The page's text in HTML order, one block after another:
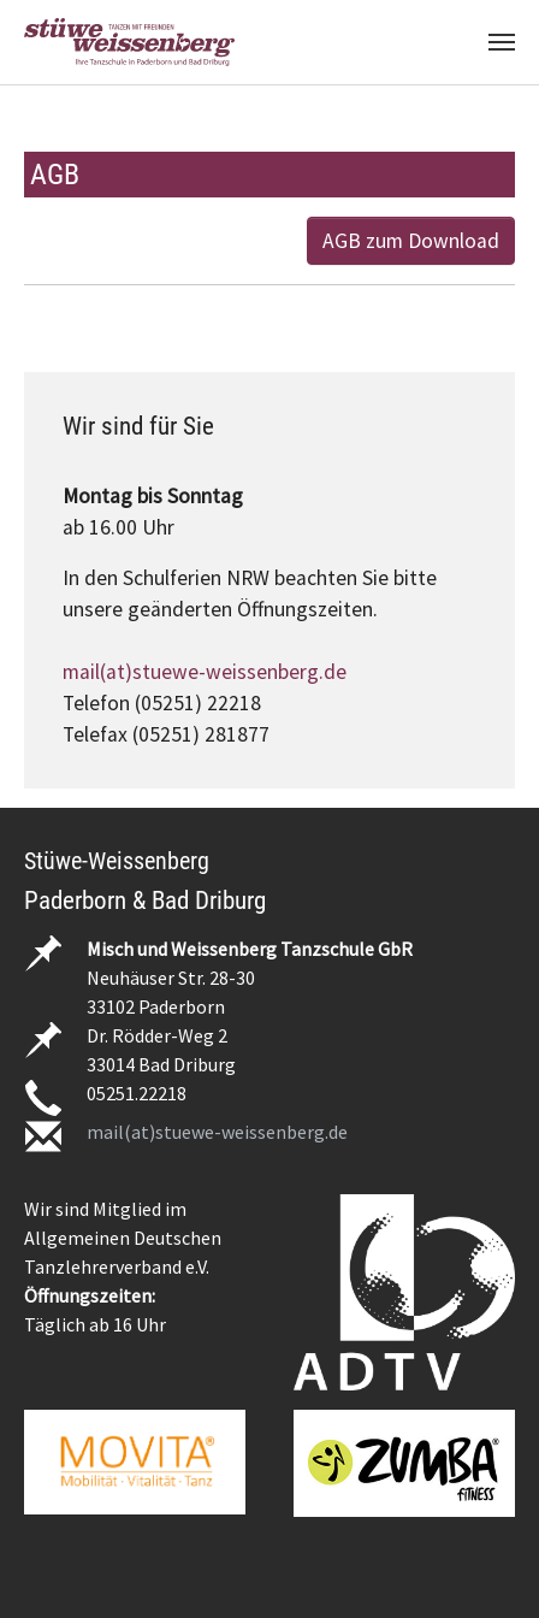
AGB
AGB zum Download
Wir sind für Sie
Montag bis Sonntag
ab 16.00 Uhr
In den Schulferien NRW beachten Sie bitte
unsere geänderten Öffnungszeiten.
mail(at)stuewe-weissenberg.de
Telefon (05251) 22218
Telefax (05251) 281877
Stüwe-Weissenberg
Paderborn & Bad Driburg
Misch und Weissenberg Tanzschule GbR
Neuhäuser Str. 28-30
33102 Paderborn
Dr. Rödder-Weg 2
33014 Bad Driburg
05251.22218
mail(at)stuewe-weissenberg.de
Wir sind Mitglied im
Allgemeinen Deutschen
Tanzlehrerverband e.V.
Öffnungszeiten:
Täglich ab 16 Uhr